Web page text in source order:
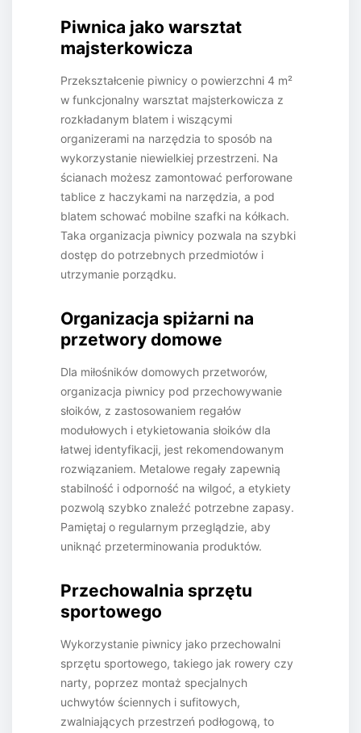
Piwnica jako warsztat
majsterkowicza
Przekształcenie piwnicy o powierzchni 4 m²
w funkcjonalny warsztat majsterkowicza z
rozkładanym blatem i wiszącymi
organizerami na narzędzia to sposób na
wykorzystanie niewielkiej przestrzeni. Na
ścianach możesz zamontować perforowane
tablice z haczykami na narzędzia, a pod
blatem schować mobilne szafki na kółkach.
Taka organizacja piwnicy pozwala na szybki
dostęp do potrzebnych przedmiotów i
utrzymanie porządku.
Organizacja spiżarni na
przetwory domowe
Dla miłośników domowych przetworów,
organizacja piwnicy pod przechowywanie
słoików, z zastosowaniem regałów
modułowych i etykietowania słoików dla
łatwej identyfikacji, jest rekomendowanym
rozwiązaniem. Metalowe regały zapewnią
stabilność i odporność na wilgoć, a etykiety
pozwolą szybko znaleźć potrzebne zapasy.
Pamiętaj o regularnym przeglądzie, aby
uniknąć przeterminowania produktów.
Przechowalnia sprzętu
sportowego
Wykorzystanie piwnicy jako przechowalni
sprzętu sportowego, takiego jak rowery czy
narty, poprzez montaż specjalnych
uchwytów ściennych i sufitowych,
zwalniających przestrzeń podłogową, to